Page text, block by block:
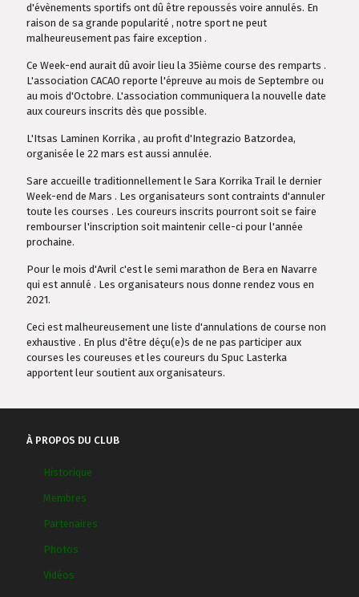
d'évènements sportifs ont dû être repoussés voire annulés. En
raison de sa grande popularité , notre sport ne peut
malheureusement pas faire exception .
Ce Week-end aurait dû avoir lieu la 35ième course des remparts .
L'association CACAO reporte l'épreuve au mois de Septembre ou
au mois d'Octobre. L'association communiquera la nouvelle date
aux coureurs inscrits dès que possible.
L'Itsas Laminen Korrika , au profit d'Integrazio Batzordea,
organisée le 22 mars est aussi annulée.
Sare accueille traditionnellement le Sara Korrika Trail le dernier
Week-end de Mars . Les organisateurs sont contraints d'annuler
toute les courses . Les coureurs inscrits pourront soit se faire
rembourser l'inscription soit maintenir celle-ci pour l'année
prochaine.
Pour le mois d'Avril c'est le semi marathon de Bera en Navarre
qui est annulé . Les organisateurs nous donne rendez vous en
2021.
Ceci est malheureusement une liste d'annulations de course non
exhaustive . En plus d'être déçu(e)s de ne pas participer aux
courses les coureuses et les coureurs du Spuc Lasterka
apportent leur soutient aux organisateurs.
À PROPOS DU CLUB
Historique
Membres
Partenaires
Photos
Vidéos